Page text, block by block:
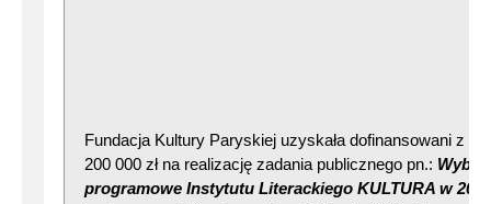
Fundacja Kultury Paryskiej uzyskała dofinansowani z
200 000 zł na realizację zadania publicznego pn.:
programowe Instytutu Literackiego KULTURA w